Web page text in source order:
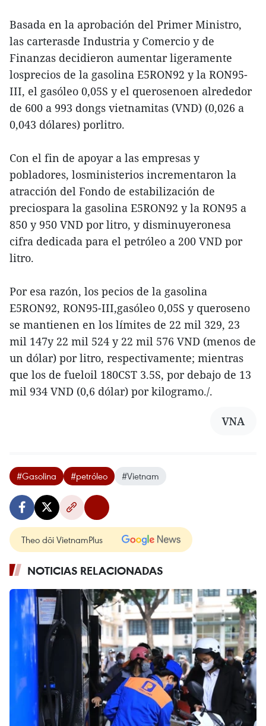
Basada en la aprobación del Primer Ministro,
las carterasde Industria y Comercio y de
Finanzas decidieron aumentar ligeramente
losprecios de la gasolina E5RON92 y la RON95-
III, el gasóleo 0,05S y el querosenoen alrededor
de 600 a 993 dongs vietnamitas (VND) (0,026 a
0,043 dólares) porlitro.
Con el fin de apoyar a las empresas y
pobladores, losministerios incrementaron la
atracción del Fondo de estabilización de
preciospara la gasolina E5RON92 y la RON95 a
850 y 950 VND por litro, y disminuyeronesa
cifra dedicada para el petróleo a 200 VND por
litro.
Por esa razón, los pecios de la gasolina
E5RON92, RON95-III,gasóleo 0,05S y queroseno
se mantienen en los límites de 22 mil 329, 23
mil 147y 22 mil 524 y 22 mil 576 VND (menos de
un dólar) por litro, respectivamente; mientras
que los de fueloil 180CST 3.5S, por debajo de 13
mil 934 VND (0,6 dólar) por kilogramo./.
VNA
#Gasolina #petróleo #Vietnam
Theo dõi VietnamPlus
NOTICIAS RELACIONADAS